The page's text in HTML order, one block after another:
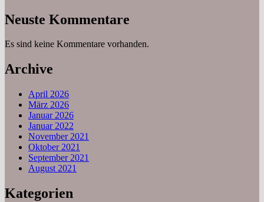
Neuste Kommentare
Es sind keine Kommentare vorhanden.
Archive
April 2026
März 2026
Januar 2026
Januar 2022
November 2021
Oktober 2021
September 2021
August 2021
Kategorien